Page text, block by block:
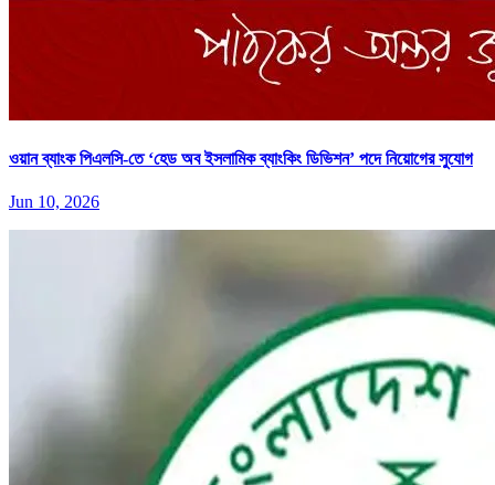
ওয়ান ব্যাংক পিএলসি-তে ‘হেড অব ইসলামিক ব্যাংকিং ডিভিশন’ পদে নিয়োগের সুযোগ
Jun 10, 2026